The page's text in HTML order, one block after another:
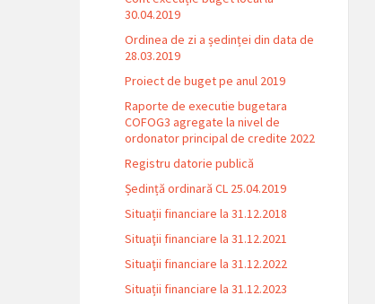
30.04.2019
Ordinea de zi a ședinței din data de
28.03.2019
Proiect de buget pe anul 2019
Raporte de executie bugetara
COFOG3 agregate la nivel de
ordonator principal de credite 2022
Registru datorie publică
Ședință ordinară CL 25.04.2019
Situații financiare la 31.12.2018
Situaţii financiare la 31.12.2021
Situaţii financiare la 31.12.2022
Situații financiare la 31.12.2023